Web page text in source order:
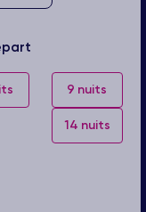
9 nuits
14 nuits